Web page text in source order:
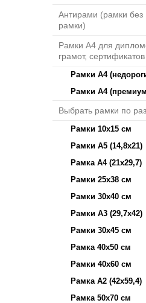
Антирами (рамки без
рамки)
Рамки А4 для
грамот, сертификатов
Рамки А4
Рамки А4
Выбрать рамки по
Рамки 10х15 см
Рамки А5 (14,8х21)
Рамка А4 (21х29,7)
Рамки 25х38 см
Рамки 30х40 см
Рамки А3 (29,7х42)
Рамки 30х45 см
Рамка 40х50 см
Рамки 40х60 см
Рамка А2 (42х59,4)
Рамка 50х70 см